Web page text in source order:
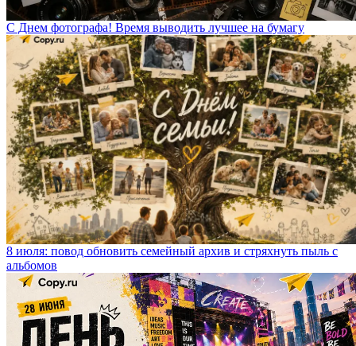
С Днем фотографа! Время выводить лучшее на бумагу
8 июля: повод обновить семейный архив и стряхнуть пыль с
альбомов